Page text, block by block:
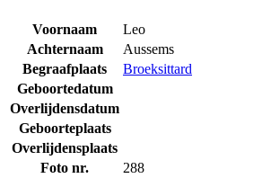
Voornaam
Leo
Achternaam
Aussems
Begraafplaats
Broeksittard
Geboortedatum
Overlijdensdatum
Geboorteplaats
Overlijdensplaats
Foto nr.
288